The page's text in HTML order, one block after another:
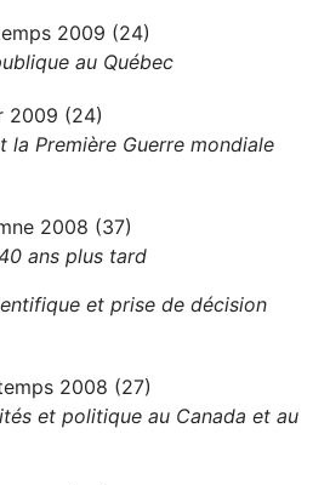
2009 (24)
au Québec
2009 (24)
la Première Guerre mondiale
2008 (37)
ans plus tard
et prise de décision
2008 (27)
et politique au Canada et au